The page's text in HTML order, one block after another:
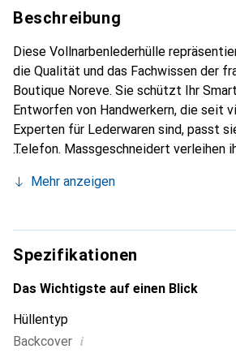
Beschreibung
Diese Vollnarbenlederhülle
die Qualität und das Fachwissen der
Boutique Noreve. Sie schützt Ihr
Entworfen von Handwerkern, die seit
Experten für Lederwaren sind, passt
Telefon. Massgeschneidert verleihen
unverzichtbaren Accessoire für Ihr
anerkannt und eine sichere Wahl für
Kundschaft.
Mehr anzeigen
Spezifikationen
Das Wichtigste auf einen Blick
Hüllentyp
Backcover i